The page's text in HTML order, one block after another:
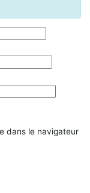
dans le navigateur